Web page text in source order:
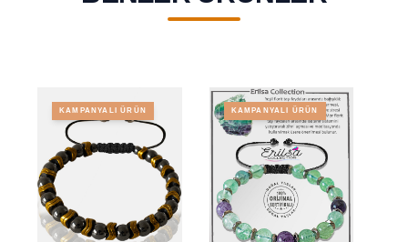
KAMPANYALI ÜRÜN KAMPANYALI ÜRÜN